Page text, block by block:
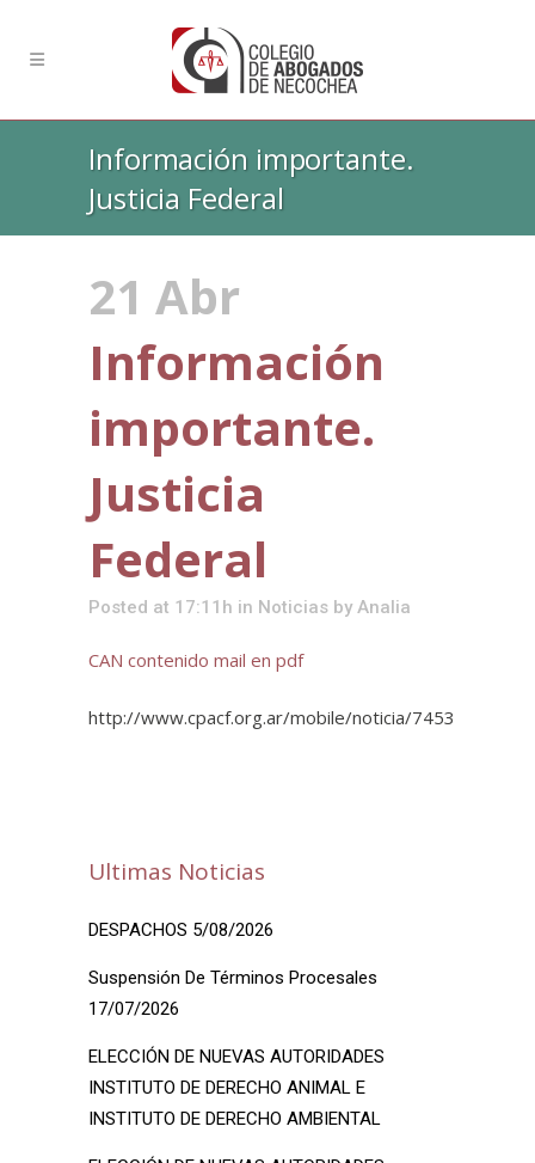
Información importante.
Justicia Federal
21 Abr
Información
importante.
Justicia
Federal
Posted at 17:11h in Noticias by Analia
CAN contenido mail en pdf
http://www.cpacf.org.ar/mobile/noticia/7453
Ultimas Noticias
DESPACHOS 5/08/2026
Suspensión De Términos Procesales
17/07/2026
ELECCIÓN DE NUEVAS AUTORIDADES
INSTITUTO DE DERECHO ANIMAL E
INSTITUTO DE DERECHO AMBIENTAL